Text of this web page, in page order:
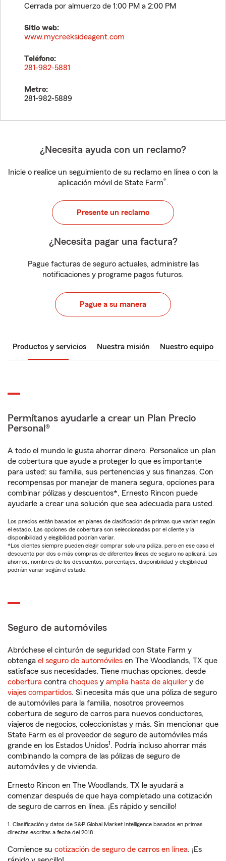
Cerrada por almuerzo de 1:00 PM a 2:00 PM
Sitio web:
www.mycreeksideagent.com
Teléfono:
281-982-5881
Metro:
281-982-5889
¿Necesita ayuda con un reclamo?
Inicie o realice un seguimiento de su reclamo en línea o con la
aplicación móvil de State Farm®.
Presente un reclamo
¿Necesita pagar una factura?
Pague facturas de seguro actuales, administre las
notificaciones y programe pagos futuros.
Pague a su manera
Productos y servicios Nuestra misión Nuestro equipo
Permítanos ayudarle a crear un Plan Precio
Personal®
A todo el mundo le gusta ahorrar dinero. Personalice un plan
de cobertura que ayude a proteger lo que es importante
para usted: su familia, sus pertenencias y sus finanzas. Con
recompensas por manejar de manera segura, opciones para
combinar pólizas y descuentos*, Ernesto Rincon puede
ayudarle a crear una solución que sea adecuada para usted.
Los precios están basados en planes de clasificación de primas que varían según
el estado. Las opciones de cobertura son seleccionadas por el cliente y la
disponibilidad y elegibilidad podrían variar.
*Los clientes siempre pueden elegir comprar solo una póliza, pero en ese caso el
descuento por dos o más compras de diferentes líneas de seguro no aplicará. Los
ahorros, nombres de los descuentos, porcentajes, disponibilidad y elegibilidad
podrían variar según el estado.
Seguro de automóviles
Abróchese el cinturón de seguridad con State Farm y
obtenga el seguro de automóviles en The Woodlands, TX que
satisface sus necesidades. Tiene muchas opciones, desde
cobertura contra choques y amplia hasta de alquiler y de
viajes compartidos. Si necesita más que una póliza de seguro
de automóviles para la familia, nosotros proveemos
cobertura de seguro de carros para nuevos conductores,
viajeros de negocios, coleccionistas y más. Sin mencionar que
State Farm es el proveedor de seguro de automóviles más
grande en los Estados Unidos1. Podría incluso ahorrar más
combinando la compra de las pólizas de seguro de
automóviles y de vivienda.
Ernesto Rincon en The Woodlands, TX le ayudará a
comenzar después de que haya completado una cotización
de seguro de carros en línea. ¡Es rápido y sencillo!
1. Clasificación y datos de S&P Global Market Intelligence basados en primas
directas escritas a fecha del 2018.
Comience su cotización de seguro de carros en línea. ¡Es